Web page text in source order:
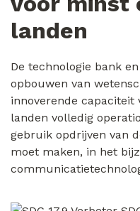
landen
De technologie bank
opbouwen van
innoverende
landen volledig
gebruik opdrijven van
moet maken, in het